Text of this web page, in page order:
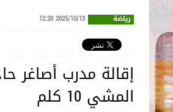
رياضة 2025/10/13 12:20
إقالة مدرب أصاغر
المشي 10 كلم